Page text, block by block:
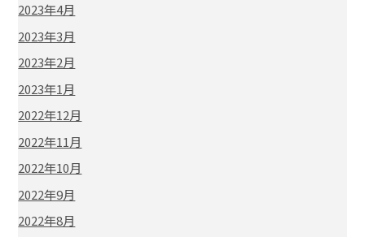
2023年4月
2023年3月
2023年2月
2023年1月
2022年12月
2022年11月
2022年10月
2022年9月
2022年8月